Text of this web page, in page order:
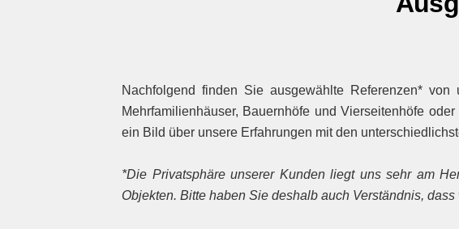
Nachfolgend finden Sie ausgewählte Referenzen*
Mehrfamilienhäuser, Bauernhöfe und Vierseitenhöfe
ein Bild über unsere Erfahrungen mit den
*Die Privatsphäre unserer Kunden liegt uns sehr am
Objekten. Bitte haben Sie deshalb auch Verständnis,